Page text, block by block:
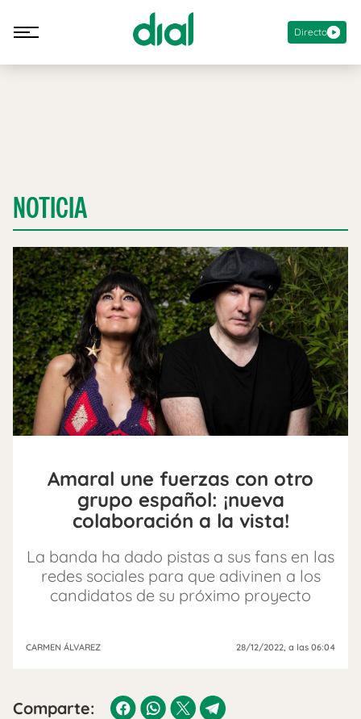
Directo
NOTICIA
Amaral une fuerzas con otro
grupo español: ¡nueva
colaboración a la vista!
La banda ha dado pistas a sus fans en las
redes sociales para que adivinen a los
candidatos de su próximo proyecto
CARMEN ÁLVAREZ 28/12/2022 , a las 06:04
Comparte: